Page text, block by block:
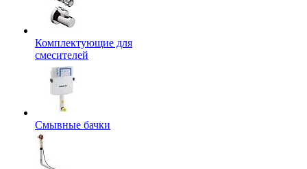
Комплектующие для
смесителей
Смывные бачки